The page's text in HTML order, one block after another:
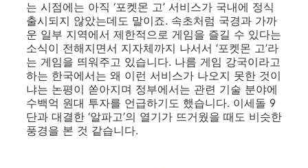
는 시점에는 아직 ‘포켓몬 고’ 서비스가 국내에 정식
출시되지 않았는데도 말이죠. 속초처럼 국경과 가까
운 일부 지역에서 제한적으로 게임을 즐길 수 있다는
소식이 전해지면서 지자체까지 나서서 ‘포켓몬 고’라
는 게임을 띄워주고 있습니다. 나름 게임 강국이라고
하는 한국에서는 왜 이런 서비스가 나오지 못한 것이
냐는 논평이 쏟아지며 정부에서는 관련 기술 분야에
수백억 원대 투자를 언급하기도 했습니다. 이세돌 9
단과 대결한 ‘알파고’의 열기가 뜨거웠을 때도 비슷한
풍경을 본 것 같습니다.